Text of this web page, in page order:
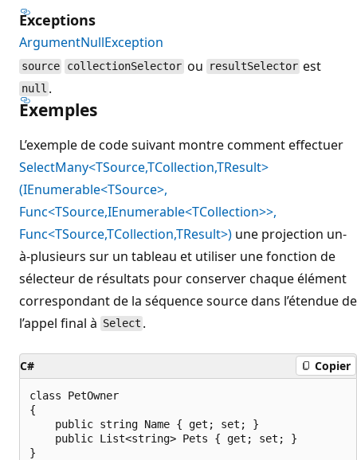
Exceptions
ArgumentNullException
source collectionSelector ou resultSelector est
null .
Exemples
L’exemple de code suivant montre comment effectuer
SelectMany<TSource,TCollection,TResult>
(IEnumerable<TSource>,
Func<TSource,IEnumerable<TCollection>>,
Func<TSource,TCollection,TResult>) une projection un-
à-plusieurs sur un tableau et utiliser une fonction de
sélecteur de résultats pour conserver chaque élément
correspondant de la séquence source dans l’étendue de
l’appel final à Select .
C# Copier
class PetOwner
{
    public string Name { get; set; }
    public List<string> Pets { get; set; }
}